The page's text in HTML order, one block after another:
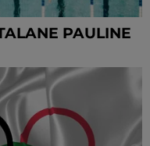
PAULINE